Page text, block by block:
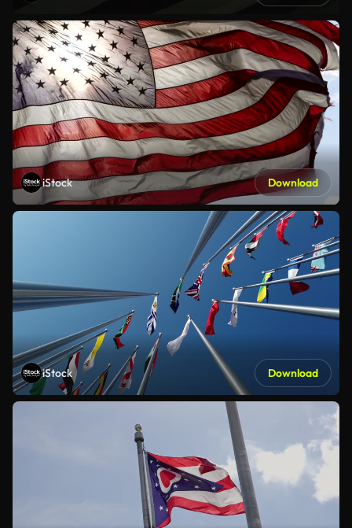
iStock Download
iStock Download